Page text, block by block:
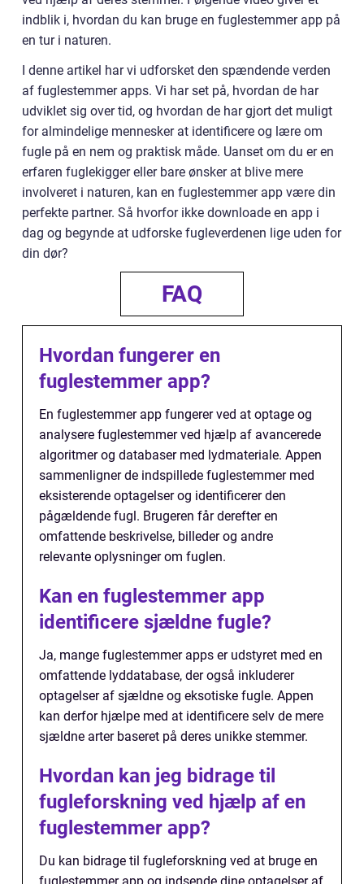
indblik i, hvordan du kan bruge en fuglestemmer app på
en tur i naturen.
I denne artikel har vi udforsket den spændende verden
af fuglestemmer apps. Vi har set på, hvordan de har
udviklet sig over tid, og hvordan de har gjort det muligt
for almindelige mennesker at identificere og lære om
fugle på en nem og praktisk måde. Uanset om du er en
erfaren fuglekigger eller bare ønsker at blive mere
involveret i naturen, kan en fuglestemmer app være din
perfekte partner. Så hvorfor ikke downloade en app i
dag og begynde at udforske fugleverdenen lige uden for
din dør?
FAQ
Hvordan fungerer en
fuglestemmer app?
En fuglestemmer app fungerer ved at optage og
analysere fuglestemmer ved hjælp af avancerede
algoritmer og databaser med lydmateriale. Appen
sammenligner de indspillede fuglestemmer med
eksisterende optagelser og identificerer den
pågældende fugl. Brugeren får derefter en
omfattende beskrivelse, billeder og andre
relevante oplysninger om fuglen.
Kan en fuglestemmer app
identificere sjældne fugle?
Ja, mange fuglestemmer apps er udstyret med en
omfattende lyddatabase, der også inkluderer
optagelser af sjældne og eksotiske fugle. Appen
kan derfor hjælpe med at identificere selv de mere
sjældne arter baseret på deres unikke stemmer.
Hvordan kan jeg bidrage til
fugleforskning ved hjælp af en
fuglestemmer app?
Du kan bidrage til fugleforskning ved at bruge en